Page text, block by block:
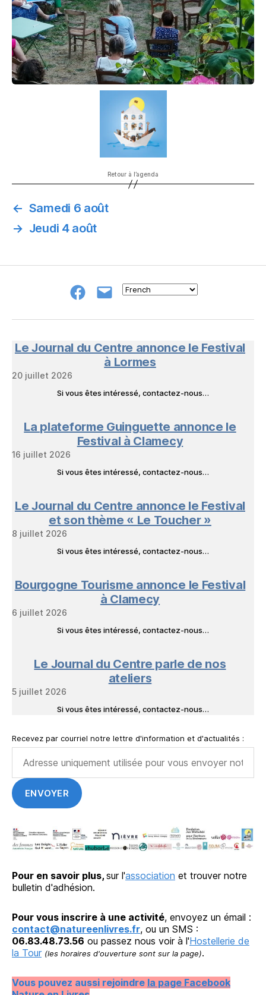
Retour à l’agenda
← Samedi 6 août
→ Jeudi 4 août
Groupe
NeL
E-
à
Livres
Le Journal du Centre annonce le Festival
à Lormes
20 juillet 2026
Si vous êtes intéressé, contactez-nous…
La plateforme Guinguette annonce le
Festival à Clamecy
16 juillet 2026
Si vous êtes intéressé, contactez-nous…
Le Journal du Centre annonce le Festival
et son thème « Le Toucher »
8 juillet 2026
Si vous êtes intéressé, contactez-nous…
Bourgogne Tourisme annonce le Festival
à Clamecy
6 juillet 2026
Si vous êtes intéressé, contactez-nous…
Le Journal du Centre parle de nos
ateliers
5 juillet 2026
Si vous êtes intéressé, contactez-nous…
Recevez par courriel notre lettre d'information et d'actualités :
Pour en savoir plus, sur l'association et trouver notre
bulletin d'adhésion.
Pour vous inscrire à une activité, envoyez un émail :
contact@natureenlivres.fr, ou un SMS :
06.83.48.73.56 ou passez nous voir à l'Hostellerie de
la Tour (les horaires d'ouverture sont sur la page).
Vous pouvez aussi rejoindre la page Facebook